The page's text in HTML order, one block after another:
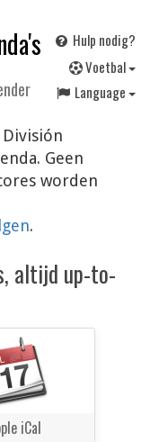
Hulp nodig?
Voetbal
Language
Geen
worden
.
altijd up-to-
iCal